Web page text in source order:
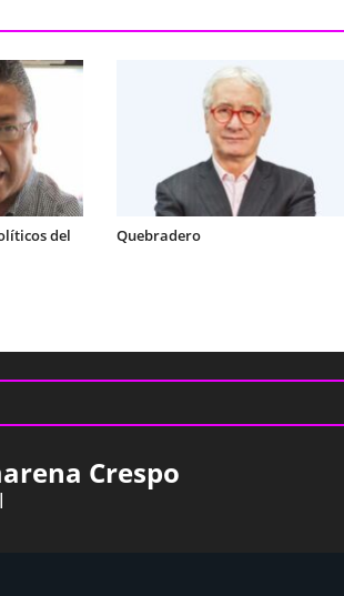
del
Quebradero
Crespo